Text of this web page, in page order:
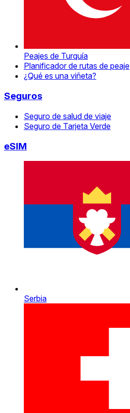
Peajes de Turquía
Planificador de rutas de peaje
¿Qué es una viñeta?
Seguros
Seguro de salud de viaje
Seguro de Tarjeta Verde
eSIM
Serbia